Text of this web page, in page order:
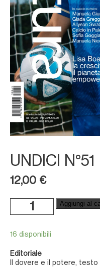
UNDICI N°51
12,00 €
Editoriale
Il dovere e il potere, testo
16 disponibili
Undici
quantità
Aggiungi al